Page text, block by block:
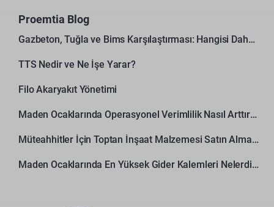
Proemtia Blog
Gazbeton, Tuğla ve Bims Karşılaştırması: Hangisi Daha Avantajlı?
TTS Nedir ve Ne İşe Yarar?
Filo Akaryakıt Yönetimi
Maden Ocaklarında Operasyonel Verimlilik Nasıl Arttırılır?
Müteahhitler İçin Toptan İnşaat Malzemesi Satın Alma Rehberi
Maden Ocaklarında En Yüksek Gider Kalemleri Nelerdir?